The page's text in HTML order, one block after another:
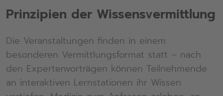
Prinzipien der Wissensvermittlung
Die Veranstaltungen finden in einem
besonderen Vermittlungsformat statt – nach
den Expertenvorträgen können Teilnehmende
an interaktiven Lernstationen ihr Wissen